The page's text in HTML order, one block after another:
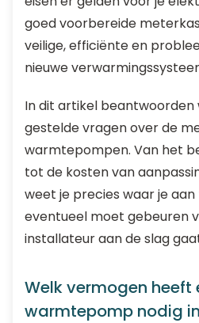
goed voorbereide
veilige, efficiënte en
nieuwe
In dit artikel beantwoorden
gestelde vragen over de
warmtepompen. Van het
tot de kosten van
weet je precies waar je
eventueel moet gebeuren
installateur aan de slag
Welk vermogen heeft
warmtepomp nodig